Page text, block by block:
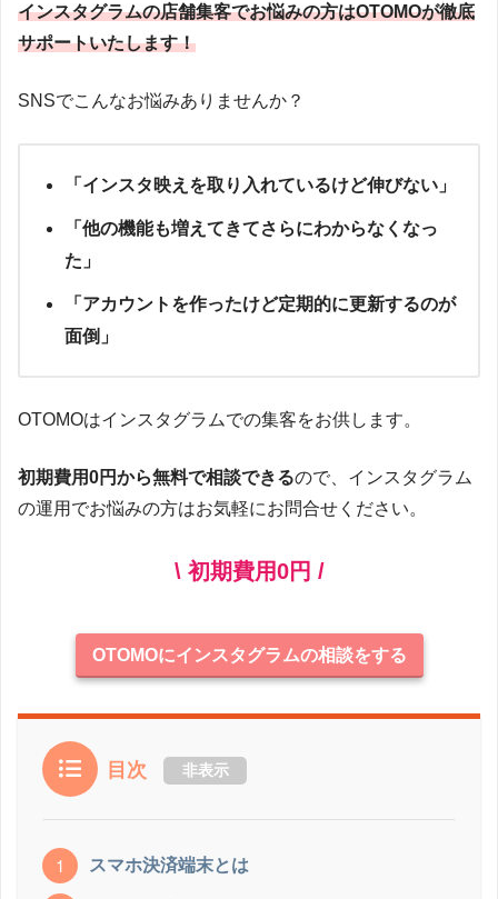
インスタグラムの店舗集客でお悩みの方はOTOMOが徹底
サポートいたします！
SNSでこんなお悩みありませんか？
「インスタ映えを取り入れているけど伸びない」
「他の機能も増えてきてさらにわからなくなっ
た」
「アカウントを作ったけど定期的に更新するのが
面倒」
OTOMOはインスタグラムでの集客をお供します。
初期費用0円から無料で相談できるので、インスタグラム
の運用でお悩みの方はお気軽にお問合せください。
\ 初期費用0円 /
OTOMOにインスタグラムの相談をする
目次 非表示
スマホ決済端末とは